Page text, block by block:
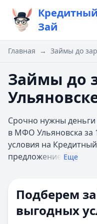
Кредитный
Зай
Главная → Займы до
Займы до
Срочно нужны
в МФО Ульяновска за
условия на
предложение Еще
Подберем
выгодных